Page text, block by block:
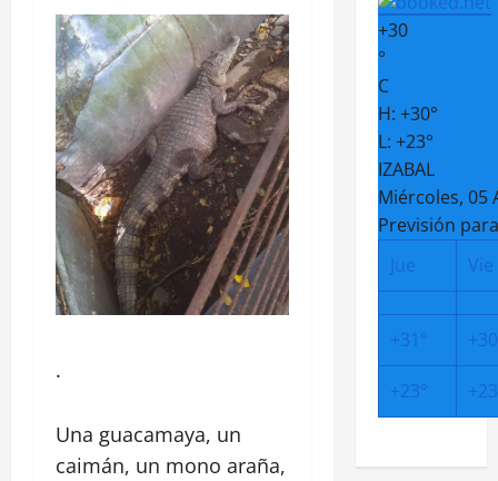
.
Una guacamaya, un
caimán, un mono araña,
+30
°
C
H: +30°
L: +23°
IZABAL
Miércoles, 05
Previsión
Jue
Vie
+31° +
+23° +